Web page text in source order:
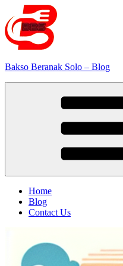
to
content
Bakso Beranak Solo – Blog
Home
Blog
Contact Us